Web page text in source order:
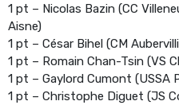
1 pt – Nicolas Bazin (CC
Aisne)
1 pt – César Bihel (CM
1 pt – Romain Chan-Tsin (VS
1 pt – Gaylord Cumont (USSA
1 pt – Christophe Diguet (JS